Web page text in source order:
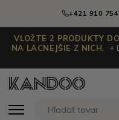
+421 910
VLOŽTE 2 PRODUKTY
NA LACNEJŠIE Z NICH.
+